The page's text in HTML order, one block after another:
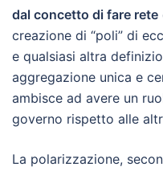
dal concetto di fare rete
creazione di “poli” di
e qualsiasi altra
aggregazione unica e
ambisce ad avere un
governo rispetto alle
La polarizzazione,